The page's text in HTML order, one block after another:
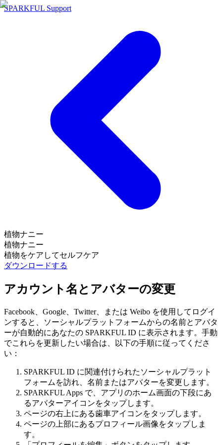
SPARKFUL Support
植物ナニー
植物ナニー
植物をケアしてセルフケア
ダウンロードする
アカウント名とアバターの変更
Facebook、Google、Twitter、または Weibo を使用してログイ
ンすると、ソーシャルプラットフォームからの名前とアバタ
ーが自動的にあなたの SPARKFUL ID に表示されます。手動
でこれらを更新したい場合は、以下の手順に従ってくださ
い：
SPARKFUL ID に関連付けられたソーシャルプラット
フォームを訪れ、名前またはアバターを変更します。
SPARKFUL Apps で、アプリのホーム画面の下段にあ
るアバターアイコンをタップします。
ページの右上にある歯車アイコンをタップします。
ページの上部にあるプロフィール画像をタップしま
す。